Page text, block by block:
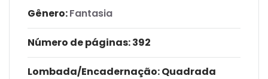
Gênero:Fantasia
Número de páginas: 392
Lombada/Encadernação: Quadrada